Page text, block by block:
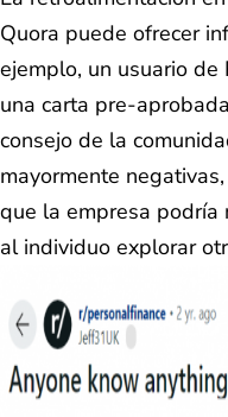
Quora puede ofrecer
ejemplo, un usuario
una carta pre-
consejo de la
mayormente
que la empresa podría
al individuo explorar